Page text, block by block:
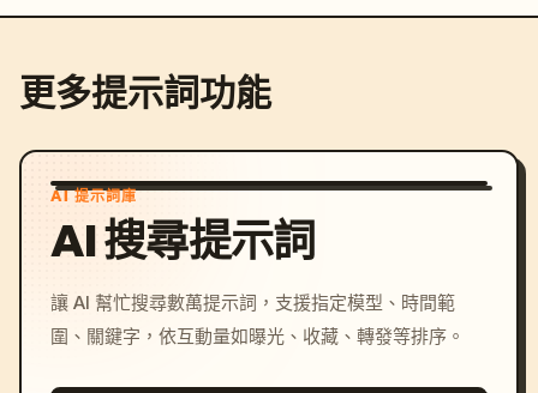
更多提示詞功能
AI 提示詞庫
AI 搜尋提示詞
讓 AI 幫忙搜尋數萬提示詞，支援指定模型、時間範
圍、關鍵字，依互動量如曝光、收藏、轉發等排序。